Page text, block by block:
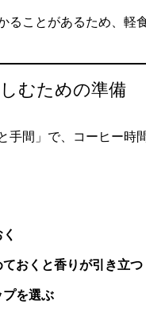
ことがあるため、軽
むための準備
手間」で、コーヒー時
おくと香りが引き立つ
プを選ぶ